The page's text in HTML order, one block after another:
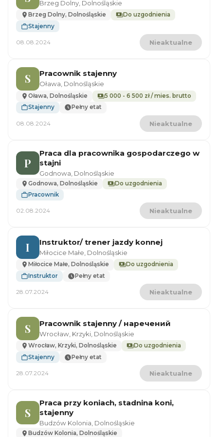
Brzeg Dolny, Dolnośląskie
Brzeg Dolny, Dolnośląskie
Do uzgodnienia
Stajenny
08.08.2024 Nieaktualne
S Pracownik stajenny
Oława, Dolnośląskie
Oława, Dolnośląskie
5 000 - 6 500 zł / mies. brutto
Stajenny
Pełny etat
08.08.2024 Nieaktualne
P
Praca dla pracownika gospodarczego w
stajni
Godnowa, Dolnośląskie
Godnowa, Dolnośląskie
Do uzgodnienia
Pracownik
02.08.2024 Nieaktualne
I Instruktor/ trener jazdy konnej
Miłocice Małe, Dolnośląskie
Miłocice Małe, Dolnośląskie
Do uzgodnienia
Instruktor
Pełny etat
28.07.2024 Nieaktualne
S Pracownik stajenny / наречений
Wrocław, Krzyki, Dolnośląskie
Wrocław, Krzyki, Dolnośląskie
Do uzgodnienia
Stajenny
Pełny etat
28.07.2024 Nieaktualne
S
Praca przy koniach, stadnina koni,
stajenny
Budzów Kolonia, Dolnośląskie
Budzów Kolonia, Dolnośląskie